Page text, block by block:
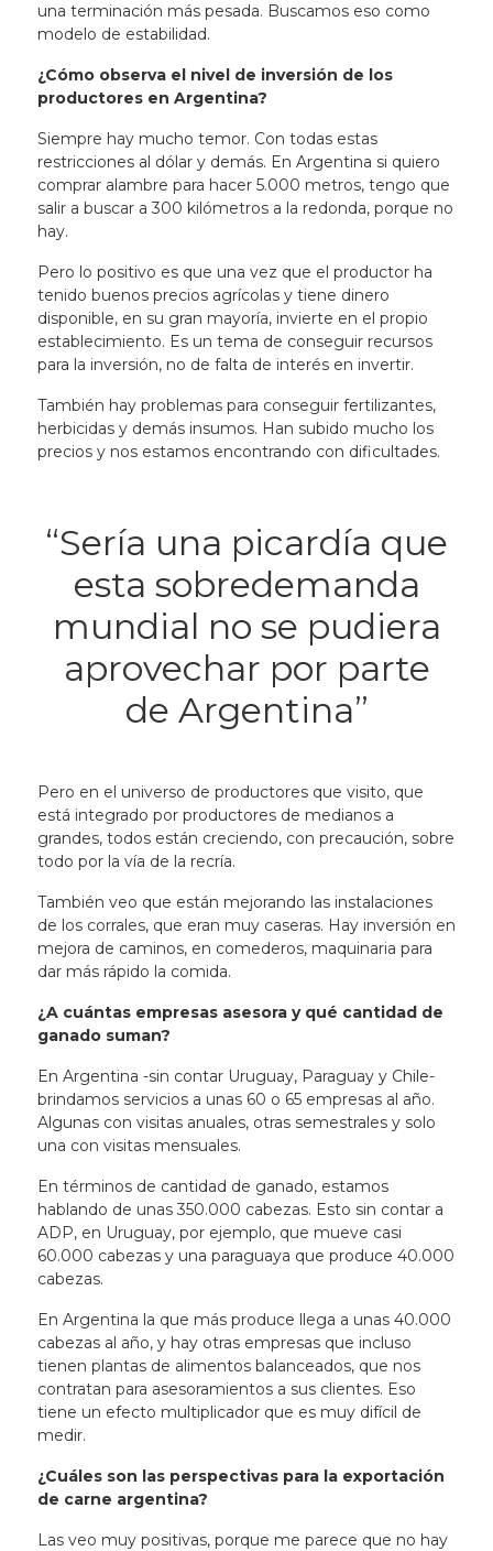
una terminación más pesada. Buscamos eso como
modelo de estabilidad.
¿Cómo observa el nivel de inversión de los
productores en Argentina?
Siempre hay mucho temor. Con todas estas
restricciones al dólar y demás. En Argentina si quiero
comprar alambre para hacer 5.000 metros, tengo que
salir a buscar a 300 kilómetros a la redonda, porque no
hay.
Pero lo positivo es que una vez que el productor ha
tenido buenos precios agrícolas y tiene dinero
disponible, en su gran mayoría, invierte en el propio
establecimiento. Es un tema de conseguir recursos
para la inversión, no de falta de interés en invertir.
También hay problemas para conseguir fertilizantes,
herbicidas y demás insumos. Han subido mucho los
precios y nos estamos encontrando con dificultades.
“Sería una picardía que
esta sobredemanda
mundial no se pudiera
aprovechar por parte
de Argentina”
Pero en el universo de productores que visito, que
está integrado por productores de medianos a
grandes, todos están creciendo, con precaución, sobre
todo por la vía de la recría.
También veo que están mejorando las instalaciones
de los corrales, que eran muy caseras. Hay inversión en
mejora de caminos, en comederos, maquinaria para
dar más rápido la comida.
¿A cuántas empresas asesora y qué cantidad de
ganado suman?
En Argentina -sin contar Uruguay, Paraguay y Chile-
brindamos servicios a unas 60 o 65 empresas al año.
Algunas con visitas anuales, otras semestrales y solo
una con visitas mensuales.
En términos de cantidad de ganado, estamos
hablando de unas 350.000 cabezas. Esto sin contar a
ADP, en Uruguay, por ejemplo, que mueve casi
60.000 cabezas y una paraguaya que produce 40.000
cabezas.
En Argentina la que más produce llega a unas 40.000
cabezas al año, y hay otras empresas que incluso
tienen plantas de alimentos balanceados, que nos
contratan para asesoramientos a sus clientes. Eso
tiene un efecto multiplicador que es muy difícil de
medir.
¿Cuáles son las perspectivas para la exportación
de carne argentina?
Las veo muy positivas, porque me parece que no hay